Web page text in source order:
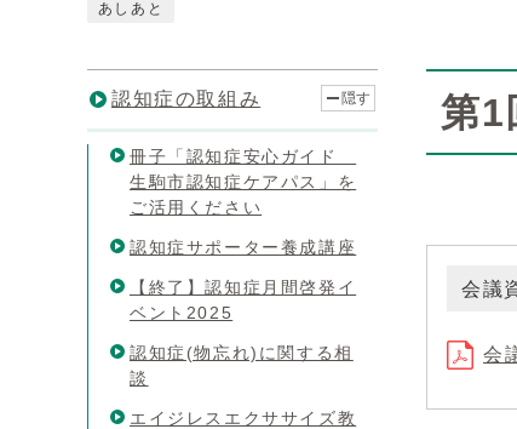
あしあと
第1
会議
会
認知症の取組み 隠す
冊子「認知症安心ガイド
生駒市認知症ケアパス」を
ご活用ください
認知症サポーター養成講座
【終了】認知症月間啓発イ
ベント2025
認知症(物忘れ)に関する相
談
エイジレスエクササイズ教